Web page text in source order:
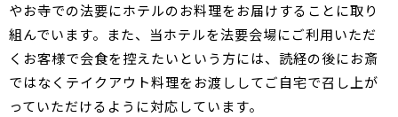
やお寺での法要にホテルのお料理をお届けすることに取り
組んでいます。また、当ホテルを法要会場にご利用いただ
くお客様で会食を控えたいという方には、読経の後にお斎
ではなくテイクアウト料理をお渡ししてご自宅で召し上が
っていただけるように対応しています。